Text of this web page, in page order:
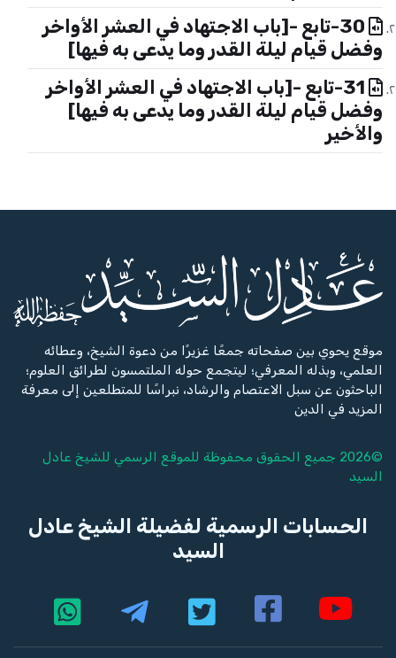
30-تابع -[باب الاجتهاد في العشر الأواخر
وفضل قيام ليلة القدر وما يدعى به فيها]
31-تابع -[باب الاجتهاد في العشر الأواخر
وفضل قيام ليلة القدر وما يدعى به فيها]
والأخير
موقع يحوي بين صفحاته جمعًا غزيرًا من دعوة الشيخ، وعطائه
العلمي، وبذله المعرفي؛ ليتجمع حوله الملتمسون لطرائق العلوم؛
الباحثون عن سبل الاعتصام والرشاد، نبراسًا للمتطلعين إلى معرفة
المزيد في الدين
©2026 جميع الحقوق محفوظة للموقع الرسمي للشيخ
عادل
السيد
الحسابات الرسمية لفضيلة الشيخ عادل
السيد